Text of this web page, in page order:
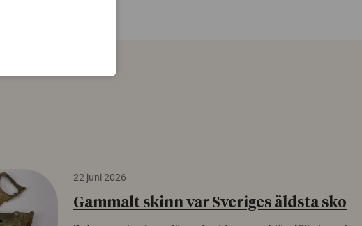
22 juni 2026
Gammalt skinn var Sveriges äldsta sko